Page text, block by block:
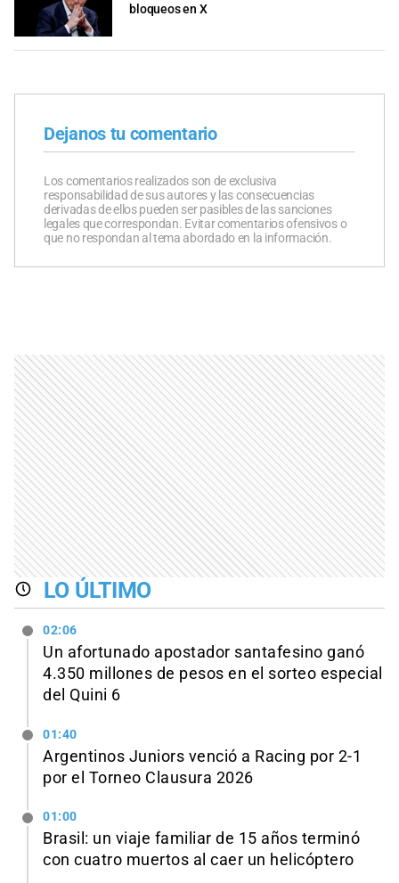
bloqueos en X
Dejanos tu comentario
Los comentarios realizados son de exclusiva
responsabilidad de sus autores y las consecuencias
derivadas de ellos pueden ser pasibles de las sanciones
legales que correspondan. Evitar comentarios ofensivos o
que no respondan al tema abordado en la información.
LO ÚLTIMO
02:06
Un afortunado apostador santafesino ganó
4.350 millones de pesos en el sorteo especial
del Quini 6
01:40
Argentinos Juniors venció a Racing por 2-1
por el Torneo Clausura 2026
01:00
Brasil: un viaje familiar de 15 años terminó
con cuatro muertos al caer un helicóptero